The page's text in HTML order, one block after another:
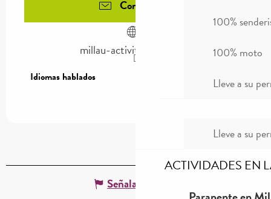
100%
100% moto
Lleve a su
Lleve a su
ACTIVIDADES EN
Contáctenos
millau-activites-nature.fr
Idiomas hablados
Idiomas hablados
Señalar un error